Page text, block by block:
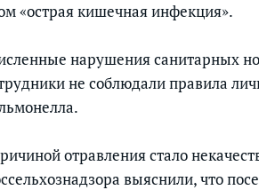
«острая кишечная инфекция».
нарушения санитарных
не соблюдали правила
отравления стало
выяснили, что